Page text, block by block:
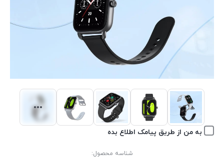
به من از طریق پیامک اطلاع بده
شناسه محصول: